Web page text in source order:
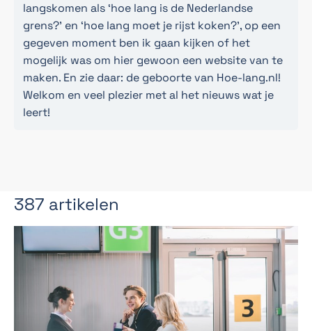
langskomen als ‘hoe lang is de Nederlandse
grens?’ en ‘hoe lang moet je rijst koken?’, op een
gegeven moment ben ik gaan kijken of het
mogelijk was om hier gewoon een website van te
maken. En zie daar: de geboorte van Hoe-lang.nl!
Welkom en veel plezier met al het nieuws wat je
leert!
387 artikelen